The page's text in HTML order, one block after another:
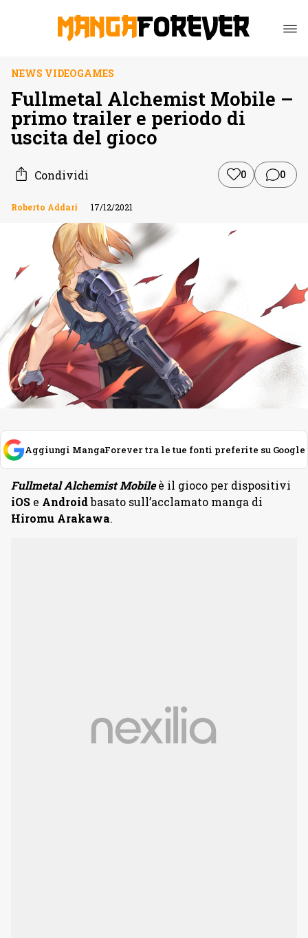
NEWS VIDEOGAMES
Fullmetal Alchemist Mobile –
primo trailer e periodo di
uscita del gioco
Condividi 0 0
Roberto Addari 17/12/2021
Aggiungi MangaForever tra le tue fonti preferite su Google
Fullmetal Alchemist Mobileè il gioco per dispositivi
iOS e Androidbasato sull’acclamato manga di
Hiromu Arakawa.